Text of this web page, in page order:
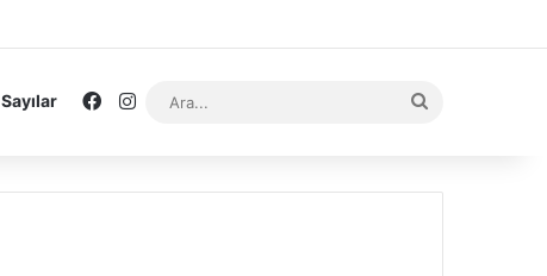
Sayılar Facebook
Instagram